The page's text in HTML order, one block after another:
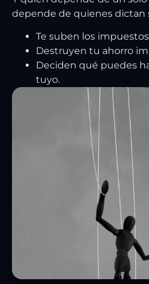
depende de quienes dictan
Te suben los
Destruyen tu ahorro
Deciden qué puedes
tuyo.